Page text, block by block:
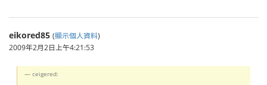
eikored85 (顯示個人資料)
2009年2月2日上午4:21:53
ceigered: